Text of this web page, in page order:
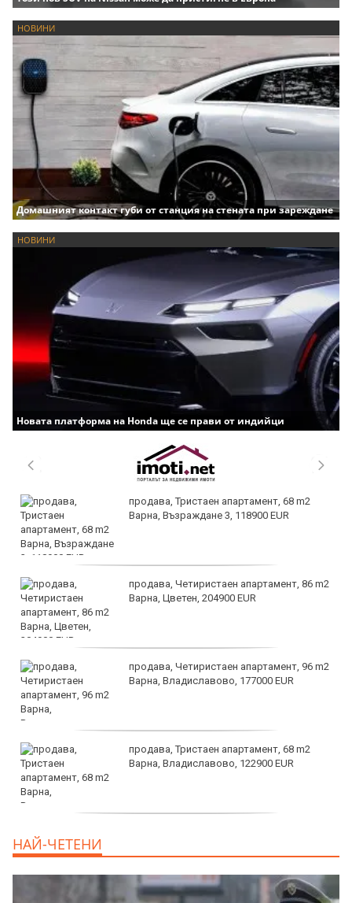
НОВИНИ
Домашният контакт губи от станция на стената при зареждане
НОВИНИ
Новата платформа на Honda ще се прави от индийци
продава, Тристаен апартамент, 68 m2
Варна, Възраждане 3, 118900 EUR
продава, Четиристаен апартамент, 86 m2
Варна, Цветен, 204900 EUR
продава, Четиристаен апартамент, 96 m2
Варна, Владиславово, 177000 EUR
продава, Тристаен апартамент, 68 m2
Варна, Владиславово, 122900 EUR
НАЙ-ЧЕТЕНИ